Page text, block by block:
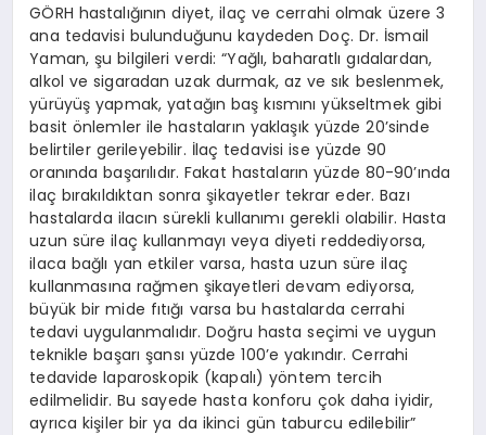
GÖRH hastalığının diyet, ilaç ve cerrahi olmak üzere 3
ana tedavisi bulunduğunu kaydeden Doç. Dr. İsmail
Yaman, şu bilgileri verdi: “Yağlı, baharatlı gıdalardan,
alkol ve sigaradan uzak durmak, az ve sık beslenmek,
yürüyüş yapmak, yatağın baş kısmını yükseltmek gibi
basit önlemler ile hastaların yaklaşık yüzde 20’sinde
belirtiler gerileyebilir. İlaç tedavisi ise yüzde 90
oranında başarılıdır. Fakat hastaların yüzde 80-90’ında
ilaç bırakıldıktan sonra şikayetler tekrar eder. Bazı
hastalarda ilacın sürekli kullanımı gerekli olabilir. Hasta
uzun süre ilaç kullanmayı veya diyeti reddediyorsa,
ilaca bağlı yan etkiler varsa, hasta uzun süre ilaç
kullanmasına rağmen şikayetleri devam ediyorsa,
büyük bir mide fıtığı varsa bu hastalarda cerrahi
tedavi uygulanmalıdır. Doğru hasta seçimi ve uygun
teknikle başarı şansı yüzde 100’e yakındır. Cerrahi
tedavide laparoskopik (kapalı) yöntem tercih
edilmelidir. Bu sayede hasta konforu çok daha iyidir,
ayrıca kişiler bir ya da ikinci gün taburcu edilebilir”